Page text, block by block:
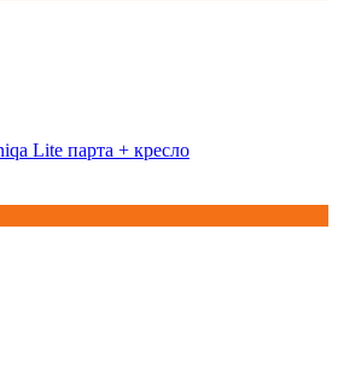
Lite парта + кресло